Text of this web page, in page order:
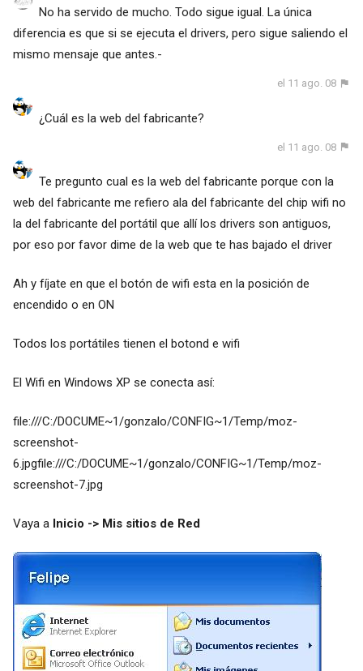
No ha servido de mucho. Todo sigue igual. La única
diferencia es que si se ejecuta el drivers, pero sigue saliendo el
mismo mensaje que antes.-
el 11 ago. 08
¿Cuál es la web del fabricante?
el 11 ago. 08
Te pregunto cual es la web del fabricante porque con la
web del fabricante me refiero ala del fabricante del chip wifi no
la del fabricante del portátil que allí los drivers son antiguos,
por eso por favor dime de la web que te has bajado el driver
Ah y fíjate en que el botón de wifi esta en la posición de
encendido o en ON
Todos los portátiles tienen el botond e wifi
El Wifi en Windows XP se conecta así:
file:///C:/DOCUME~1/gonzalo/CONFIG~1/Temp/moz-
screenshot-
6.jpgfile:///C:/DOCUME~1/gonzalo/CONFIG~1/Temp/moz-
screenshot-7.jpg
Vaya a Inicio -> Mis sitios de Red